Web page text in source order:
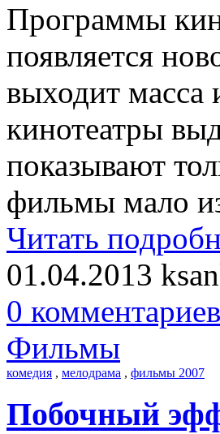
Программы
появляется
выходит масса
кинотеатры
показывают
фильмы мало
Читать
01.04.2013
0 комментариев
Фильмы
комедия , мелодрама , фильмы 2007
Побочный